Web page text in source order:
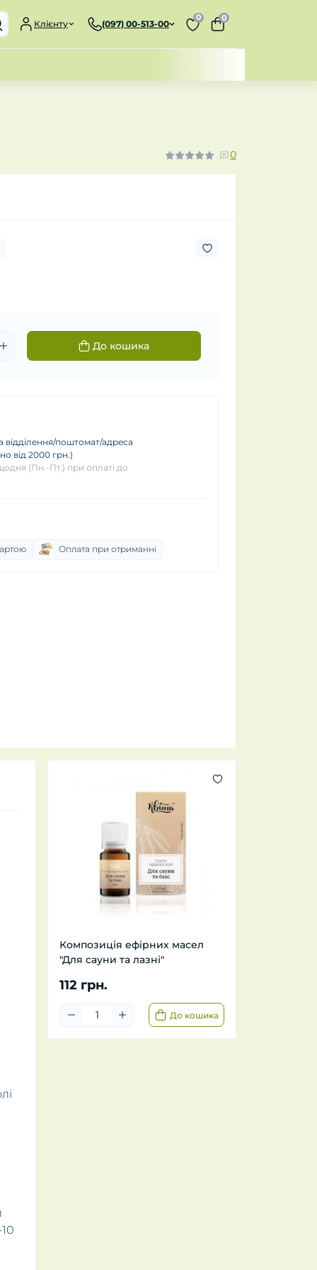
Клієнту (097) 00-513-00
0 0
0
До кошика
поштомат/адреса
від 2000 грн.)
(Пн.-Пт.) при оплаті до
Оплата при отриманні
Композиція ефірних масел
"Для сауни та лазні"
112 грн.
До кошика